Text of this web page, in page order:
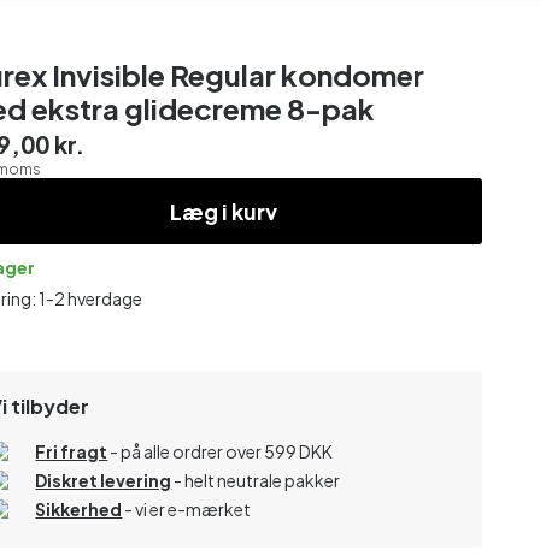
Invisible Regular kondomer
ekstra glidecreme 8-pak
kr.
Læg i kurv
1-2 hverdage
tilbyder
Fri fragt - på alle ordrer over 599 DKK
Diskret levering - helt neutrale pakker
Sikkerhed - vi er e-mærket